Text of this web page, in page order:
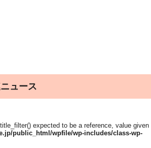
ュース
expected to be a reference, value given
public_html/wpfile/wp-includes/class-wp-